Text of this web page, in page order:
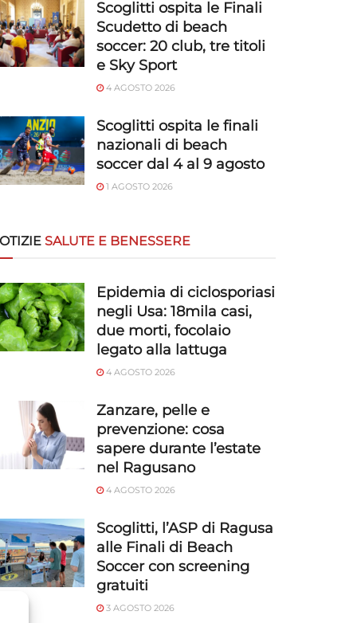
Scoglitti ospita le Finali
Scudetto di beach
soccer: 20 club, tre titoli
e Sky Sport
4 AGOSTO 2026
Scoglitti ospita le finali
nazionali di beach
soccer dal 4 al 9 agosto
1 AGOSTO 2026
SALUTE E BENESSERE
Epidemia di ciclosporiasi
negli Usa: 18mila casi,
due morti, focolaio
legato alla lattuga
4 AGOSTO 2026
Zanzare, pelle e
prevenzione: cosa
sapere durante l’estate
nel Ragusano
4 AGOSTO 2026
Scoglitti, l’ASP di Ragusa
alle Finali di Beach
Soccer con screening
gratuiti
3 AGOSTO 2026